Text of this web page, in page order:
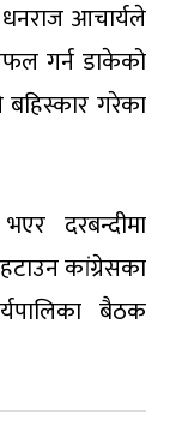
आचार्यले
गर्न डाकेको
बहिस्कार गरेका
दरबन्दीमा
कांग्रेसका
बैठक